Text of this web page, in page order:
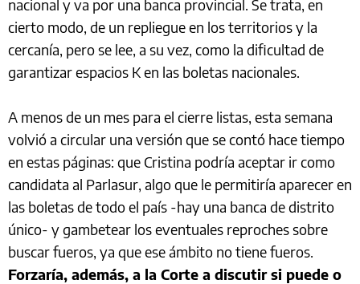
nacional y va por una banca provincial. Se trata, en
cierto modo, de un repliegue en los territorios y la
cercanía, pero se lee, a su vez, como la dificultad de
garantizar espacios K en las boletas nacionales.
A menos de un mes para el cierre listas, esta semana
volvió a circular una versión que se contó hace tiempo
en estas páginas: que Cristina podría aceptar ir como
candidata al Parlasur, algo que le permitiría aparecer en
las boletas de todo el país -hay una banca de distrito
único- y gambetear los eventuales reproches sobre
buscar fueros, ya que ese ámbito no tiene fueros.
Forzaría, además, a la Corte a discutir si puede o